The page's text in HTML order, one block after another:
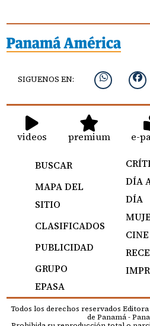
SIGUENOS EN:
videos premium e-
BUSCAR
MAPA DEL
SITIO
CLASIFICADOS
PUBLICIDAD
GRUPO
EPASA
DÍA
DÍA
CINE
Todos los derechos reservados Editora
de Panamá -